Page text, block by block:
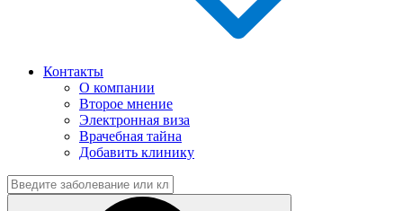
Контакты
О компании
Второе мнение
Электронная виза
Врачебная тайна
Добавить клинику